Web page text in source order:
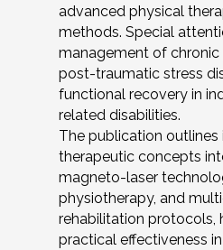
advanced physical
methods. Special
management of chronic
post-traumatic stress
functional recovery in
related disabilities.
The publication outlines
therapeutic concepts
magneto-laser
physiotherapy, and
rehabilitation protocols,
practical effectiveness